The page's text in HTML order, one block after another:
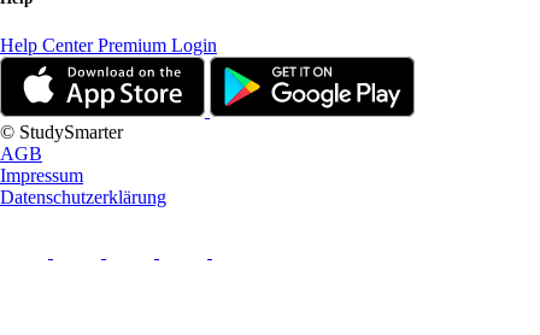
Help CenterPremium Login
© StudySmarter
AGB
Impressum
Datenschutzerklärung